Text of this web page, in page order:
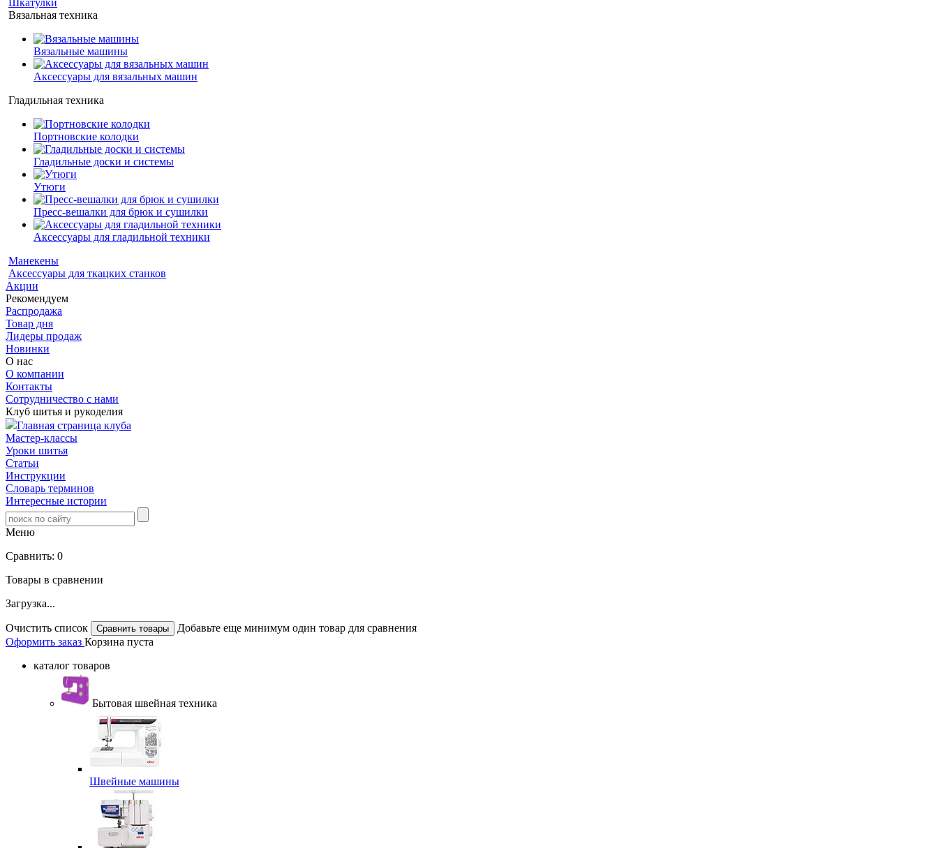
Шкатулки
Вязальная техника
Вязальные машины
Аксессуары для вязальных машин
Гладильная техника
Портновские колодки
Гладильные доски и системы
Утюги
Пресс-вешалки для брюк и сушилки
Аксессуары для гладильной техники
Манекены
Аксессуары для ткацких станков
Акции
Рекомендуем
Распродажа
Товар дня
Лидеры продаж
Новинки
О нас
О компании
Контакты
Сотрудничество с нами
Клуб шитья и рукоделия
Главная страница клуба
Мастер-классы
Уроки шитья
Статьи
Инструкции
Словарь терминов
Интересные истории
Меню
Сравнить: 0
Товары в сравнении
Загрузка...
Очистить список
Добавьте еще минимум один товар для сравнения
Оформить заказ Корзина пуста
каталог товаров
Бытовая швейная техника
Швейные машины